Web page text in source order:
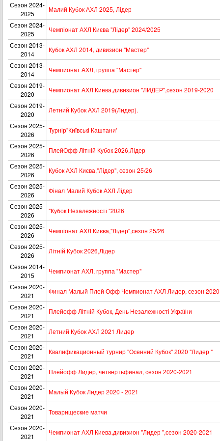
Сезон 2024-
2025
Малий Кубок АХЛ 2025, Лідер
Сезон 2024-
2025
Чемпіонат АХЛ Києва "Лідер" 2024/2025
Сезон 2013-
2014
Кубок АХЛ 2014, дивизион "Мастер"
Сезон 2013-
2014
Чемпионат АХЛ, группа "Мастер"
Сезон 2019-
2020
Чемпионат АХЛ Киева,дивизион "ЛИДЕР",сезон 2019-2020
Сезон 2019-
2020
Летний Кубок АХЛ 2019(Лидер).
Сезон 2025-
2026
Турнір"Київські Каштани'
Сезон 2025-
2026
ПлейОфф Літній Кубок 2026,Лідер
Сезон 2025-
2026
Кубок АХЛ Києва,"Лідер", сезон 25/26
Сезон 2025-
2026
Фінал Малий Кубок АХЛ Лідер
Сезон 2025-
2026
"Кубок Незалежності "2026
Сезон 2025-
2026
Чемпіонат АХЛ Києва,"Лідер",сезон 25/26
Сезон 2025-
2026
Літній Кубок 2026,Лідер
Сезон 2014-
2015
Чемпионат АХЛ, группа "Мастер"
Сезон 2020-
2021
Финал Малый Плей Офф Чемпионат АХЛ Лидер, сезон
Сезон 2020-
2021
Плейофф Літній Кубок, День Незалежності України
Сезон 2020-
2021
Летний Кубок АХЛ 2021 Лидер
Сезон 2020-
2021
Квалификационный турнир "Осенний Кубок" 2020 "Лидер "
Сезон 2020-
2021
Плейофф Лидер, четвертьфинал, сезон 2020-2021
Сезон 2020-
2021
Малый Кубок Лидер 2020 - 2021
Сезон 2020-
2021
Товарищеские матчи
Сезон 2020-
2021
Чемпионат АХЛ Киева,дивизион "Лидер ",сезон 2020-2021